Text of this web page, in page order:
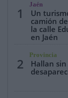
1
Jaén
Un
camión
la calle
en Jaén
2
Provincia
Hallan